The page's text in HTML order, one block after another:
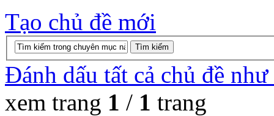
Tạo chủ đề mới
Đánh dấu tất cả chủ đề
xem trang 1 / 1 trang